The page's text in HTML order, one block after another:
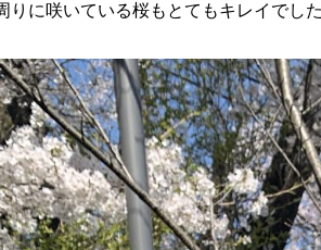
りに咲いている桜もとてもキレイでし